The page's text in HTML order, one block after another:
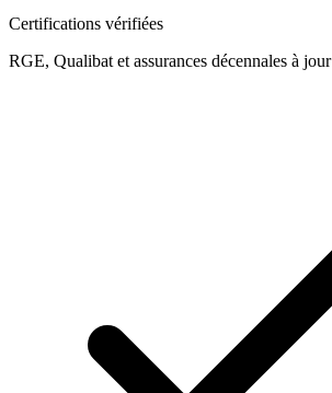
Certifications vérifiées
RGE, Qualibat et assurances décennales à jour